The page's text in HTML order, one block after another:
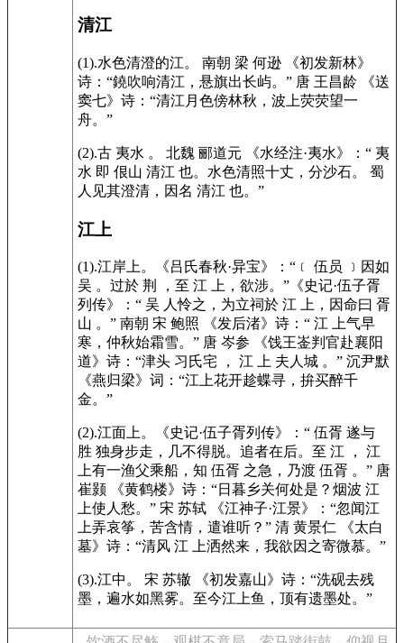
清江
(1).水色清澄的江。 南朝 梁 何逊 《初发新林》
诗：“鐃吹响清江，悬旗出长屿。” 唐 王昌龄 《送
窦七》诗：“清江月色傍林秋，波上荧荧望一
舟。”
(2).古 夷水 。 北魏 郦道元 《水经注·夷水》：“ 夷
水 即 佷山 清江 也。水色清照十丈，分沙石。 蜀
人见其澄清，因名 清江 也。”
江上
(1).江岸上。《吕氏春秋·异宝》：“﹝ 伍员 ﹞因如
吴 。过於 荆 ，至 江 上，欲涉。”《史记·伍子胥
列传》：“ 吴 人怜之，为立祠於 江 上，因命曰 胥
山 。” 南朝 宋 鲍照 《发后渚》诗：“ 江 上气早
寒，仲秋始霜雪。” 唐 岑参 《饯王崟判官赴襄阳
道》诗：“津头 习氏宅 ， 江 上 夫人城 。” 沉尹默
《燕归梁》词：“江上花开趁蝶寻，拚买醉千
金。”
(2).江面上。《史记·伍子胥列传》：“ 伍胥 遂与
胜 独身步走，几不得脱。追者在后。至 江 ， 江
上有一渔父乘船，知 伍胥 之急，乃渡 伍胥 。” 唐
崔颢 《黄鹤楼》诗：“日暮乡关何处是？烟波 江
上使人愁。” 宋 苏轼 《江神子·江景》：“忽闻江
上弄哀筝，苦含情，遣谁听？” 清 黄景仁 《太白
墓》诗：“清风 江 上洒然来，我欲因之寄微慕。”
(3).江中。 宋 苏辙 《初发嘉山》诗：“洗砚去残
墨，遍水如黑雾。至今江上鱼，顶有遗墨处。”